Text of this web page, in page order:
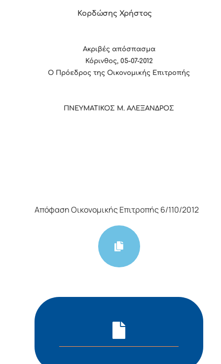
Κορδώσης Χρήστος
Ακριβές απόσπασμα
Κόρινθος, 05-07-2012
Ο Πρόεδρος της Οικονομικής Επιτροπής
ΠΝΕΥΜΑΤΙΚΟΣ Μ. ΑΛΕΞΑΝΔΡΟΣ
Απόφαση Οικονομικής Επιτροπής 6/110/2012